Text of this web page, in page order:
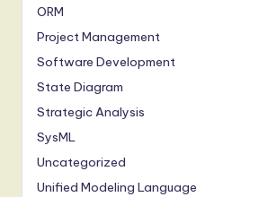
ORM
Project Management
Software Development
State Diagram
Strategic Analysis
SysML
Uncategorized
Unified Modeling Language